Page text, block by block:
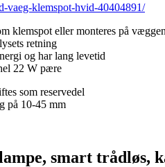
vaeg-klemspot-hvid-40404891/
klemspot eller monteres på væggen
retning
og har lang levetid
22 W pære
som reservedel
på 10-45 mm
smart trådløs,